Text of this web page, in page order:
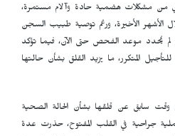
من مشكلات هضمية حادة وآلام مستمرة،
الأشهر الأخيرة، ورغم توصية طبيب السجن
لم يُحدد موعد الفحص حتى الآن، فيما تؤكد
المتكرر، ما يزيد القلق بشأن حالتها
سابق عن قلقها بشأن الحالة الصحية
جراحية في القلب المفتوح، حذرت عدة